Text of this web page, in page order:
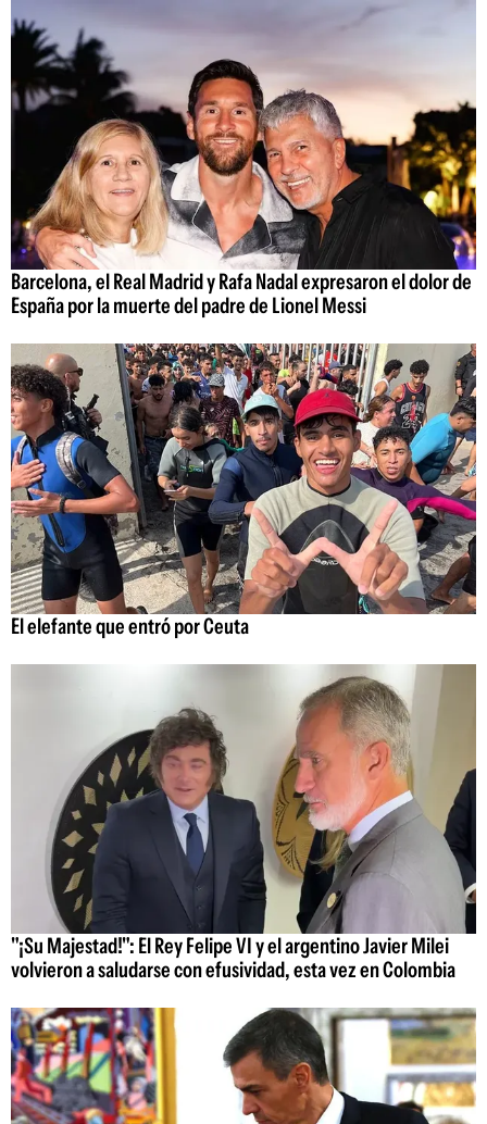
Barcelona, el Real Madrid y Rafa Nadal expresaron el dolor de
España por la muerte del padre de Lionel Messi
El elefante que entró por Ceuta
"¡Su Majestad!": El Rey Felipe VI y el argentino Javier Milei
volvieron a saludarse con efusividad, esta vez en Colombia